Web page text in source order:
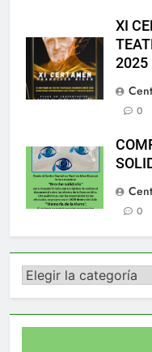
XI
2025
0
0
Categorías